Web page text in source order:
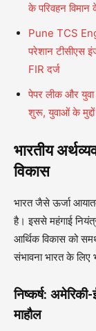
के परिवहन
Pune TCS
परेशान टीसीएस
FIR दर्ज
पेपर लीक और युवा
शुरू, युवाओं के मुद्दों
भारतीय
विकास
भारत जैसे ऊर्जा
है। इससे महंगाई
आर्थिक विकास को
संभावना भारत के लिए
निष्कर्ष:
माहौल